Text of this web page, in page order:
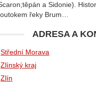
a Sidonie).
řeky Brum…
ADRESA A
Střední Morava
Zlínský kraj
Zlín